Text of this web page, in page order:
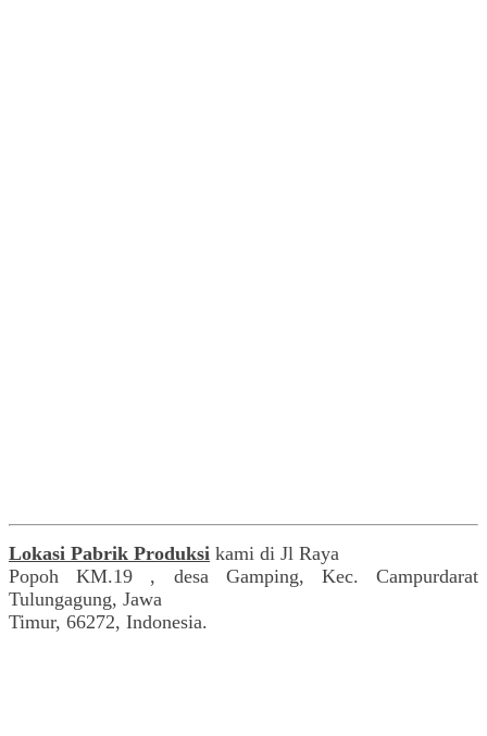
Lokasi Pabrik Produksi kami di Jl Raya
Popoh KM.19 , desa Gamping, Kec. Campurdarat
Tulungagung, Jawa
Timur, 66272, Indonesia.